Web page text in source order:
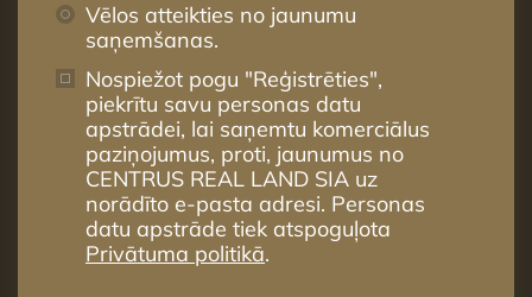
Vēlos atteikties no jaunumu
saņemšanas.
Nospiežot pogu "Reģistrēties",
piekrītu savu personas datu
apstrādei, lai saņemtu komerciālus
paziņojumus, proti, jaunumus no
CENTRUS REAL LAND SIA uz
norādīto e-pasta adresi. Personas
datu apstrāde tiek atspoguļota
Privātuma politikā.